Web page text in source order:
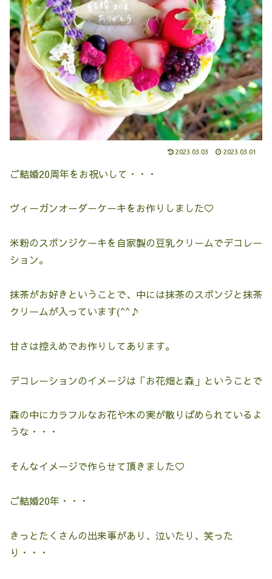
2023.03.03 2023.03.01
ご結婚20周年をお祝いして・・・
ヴィーガンオーダーケーキをお作りしました♡
米粉のスポンジケーキを自家製の豆乳クリームでデコレー
ション。
抹茶がお好きということで、中には抹茶のスポンジと抹茶
クリームが入っています(^^♪
甘さは控えめでお作りしてあります。
デコレーションのイメージは「お花畑と森」ということで
森の中にカラフルなお花や木の実が散りばめられているよ
うな・・・
そんなイメージで作らせて頂きました♡
ご結婚20年・・・
きっとたくさんの出来事があり、泣いたり、笑った
り・・・